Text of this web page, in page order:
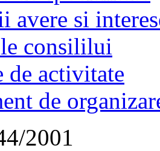
avere si
consililui
de activitate
de
2001